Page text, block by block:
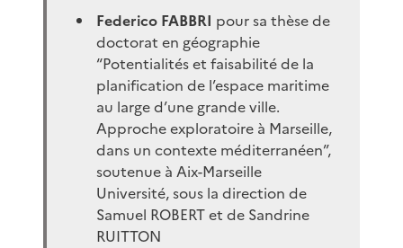
Federico FABBRI pour sa thèse de
doctorat en géographie
“Potentialités et faisabilité de la
planification de l’espace maritime
au large d’une grande ville.
Approche exploratoire à Marseille,
dans un contexte méditerranéen”,
soutenue à Aix-Marseille
Université, sous la direction de
Samuel ROBERT et de Sandrine
RUITTON